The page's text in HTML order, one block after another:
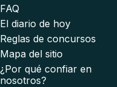
FAQ
El diario de hoy
Reglas de concursos
Mapa del sitio
¿Por qué confiar en
nosotros?